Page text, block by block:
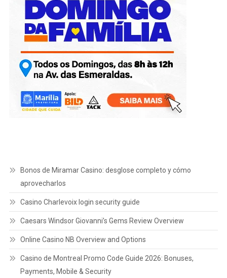
Bonos de Miramar Casino: desglose completo y cómo
aprovecharlos
Casino Charlevoix login security guide
Caesars Windsor Giovanni’s Gems Review Overview
Online Casino NB Overview and Options
Casino de Montreal Promo Code Guide 2026: Bonuses,
Payments, Mobile & Security